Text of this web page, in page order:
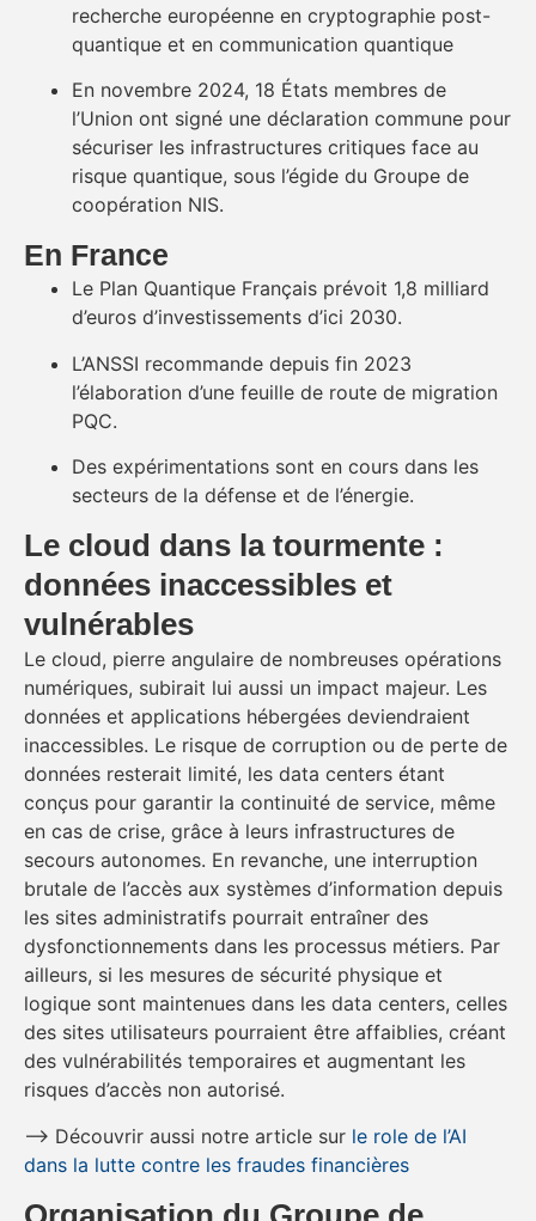
recherche européenne en cryptographie post-
quantique et en communication quantique
En novembre 2024, 18 États membres de
l’Union ont signé une déclaration commune pour
sécuriser les infrastructures critiques face au
risque quantique, sous l’égide du Groupe de
coopération NIS.
En France
Le Plan Quantique Français prévoit 1,8 milliard
d’euros d’investissements d’ici 2030.
L’ANSSI recommande depuis fin 2023
l’élaboration d’une feuille de route de migration
PQC.
Des expérimentations sont en cours dans les
secteurs de la défense et de l’énergie.
Le cloud dans la tourmente :
données inaccessibles et
vulnérables
Le cloud, pierre angulaire de nombreuses opérations
numériques, subirait lui aussi un impact majeur. Les
données et applications hébergées deviendraient
inaccessibles. Le risque de corruption ou de perte de
données resterait limité, les data centers étant
conçus pour garantir la continuité de service, même
en cas de crise, grâce à leurs infrastructures de
secours autonomes. En revanche, une interruption
brutale de l’accès aux systèmes d’information depuis
les sites administratifs pourrait entraîner des
dysfonctionnements dans les processus métiers. Par
ailleurs, si les mesures de sécurité physique et
logique sont maintenues dans les data centers, celles
des sites utilisateurs pourraient être affaiblies, créant
des vulnérabilités temporaires et augmentant les
risques d’accès non autorisé.
–> Découvrir aussi notre article sur le role de l’AI
dans la lutte contre les fraudes financières